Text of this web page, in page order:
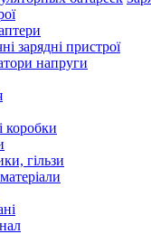
зарядні пристрої
напруги
коробки
гільзи